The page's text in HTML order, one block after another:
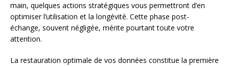
main, quelques actions stratégiques vous permettront d’en
optimiser l’utilisation et la longévité. Cette phase post-
échange, souvent négligée, mérite pourtant toute votre
attention.
La restauration optimale de vos données constitue la première